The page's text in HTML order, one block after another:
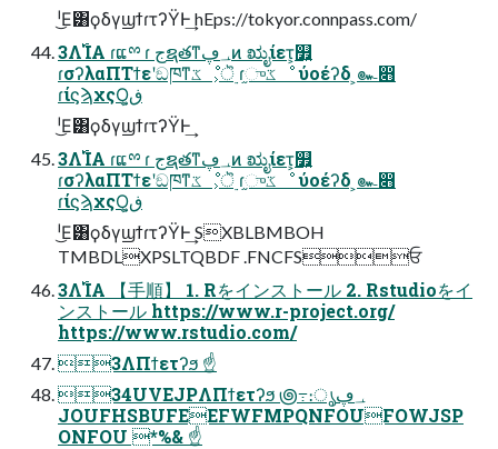
ˡ͜Ε͸ϙδγϣϯɾτʔΫͰ͢ hEps://tokyor.connpass.com/
3Λ࢝ΊΑ͏ ɾແྉ ɾ جຊతͳ؀ڥͷ ಋೖίετ͕௿͍
ɾσʔλαΠΤϯεʹඞཁͳػೳ͕ॆ࣮ ɾ֦ுػೳ ύοέʔδ ͕๛෋
ɾίϛϡχςΟ͕ڧ͍
ˡ͜Ε͸ϙδγϣϯɾτʔΫͰ͢
3Λ࢝ΊΑ͏ ɾແྉ ɾ جຊతͳ؀ڥͷ ಋೖίετ͕௿͍
ɾσʔλαΠΤϯεʹඞཁͳػೳ͕ॆ࣮ ɾ֦ுػೳ ύοέʔδ ͕๛෋
ɾίϛϡχςΟ͕ڧ͍
ˡ͜Ε͸ϙδγϣϯɾτʔΫͰ͢ SXBLBMBOH
TMBDLXPSLTQBDF .FNCFSਓ
3Λ࢝ΊΑ͏ 【⼿順】 1. Rをインストール 2. Rstudioをイ
ンストール https://www.r-project.org/
https://www.rstudio.com/
3ΛΠϯετʔϧ ☝
34UVEJPΛΠϯετʔϧ ౷߹։ൃ؀ڥ
JOUFHSBUFEEFWFMPQNFOUFOWJSP
ONFOU *%& ☝